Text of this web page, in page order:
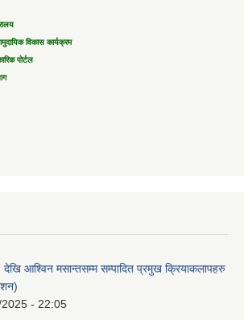
विकास कार्यक्रम
पोर्टल
आश्विन मसान्तसम्म सम्पादित प्रमुख क्रियाकलापहरु
2025 - 22:05